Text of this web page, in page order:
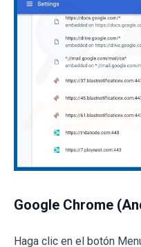
Google Chrome
Haga clic en el botón